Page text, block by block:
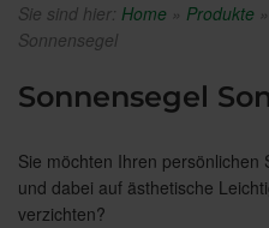
Sie sind hier: Home » Produkte »
Sonnensegel
Sonnensegel
Sie möchten Ihren persönlichen
und dabei auf ästhetische
verzichten?